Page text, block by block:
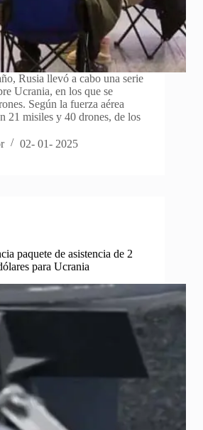
Rusia llevó a cabo una serie
Ucrania, en los que se
Según la fuerza aérea
21 misiles y 40 drones, de los
02- 01- 2025
paquete de asistencia de 2
para Ucrania